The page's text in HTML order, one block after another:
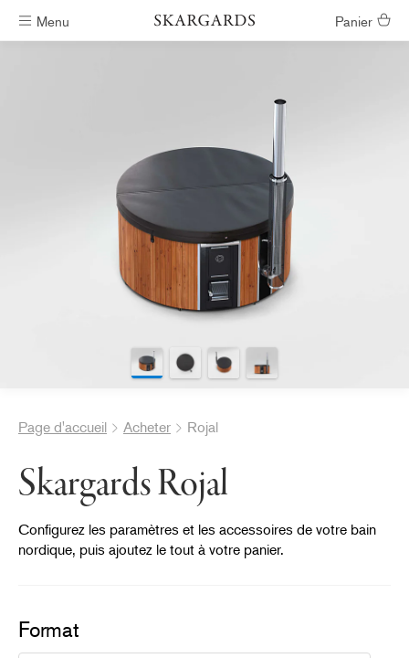
Menu Panier
Page d'accueil Acheter Rojal
Skargards Rojal
Configurez les paramètres et les accessoires de votre bain
nordique, puis ajoutez le tout à votre panier.
Format